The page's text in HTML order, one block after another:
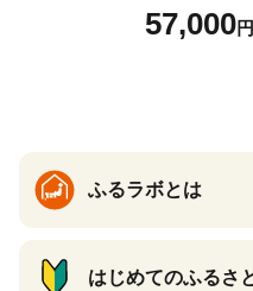
57,000円
ふるラボとは
はじめてのふるさ